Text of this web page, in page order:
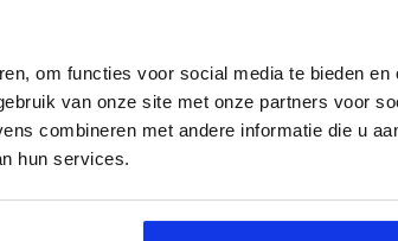
om functies voor social media te bieden en
van onze site met onze partners voor
combineren met andere informatie die u
hun services.
electronic climate controle elektrisch
Audi A3
Sportback 40 TFSIe Advanced
achteruitrijcamera
Apple Carplay/Android